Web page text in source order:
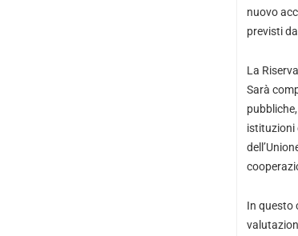
nuovo
previsti
La
Sarà
istituzioni
In questo